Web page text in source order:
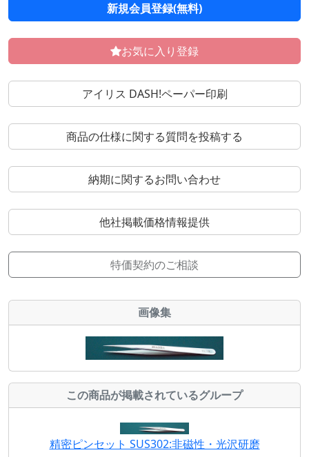
新規会員登録(無料)
お気に入り登録
アイリス DASH!ペーパー印刷
商品の仕様に関する質問を投稿する
納期に関するお問い合わせ
他社掲載価格情報提供
特価契約のご相談
画像集
この商品が掲載されているグループ
精密ピンセット SUS302:非磁性・光沢研磨